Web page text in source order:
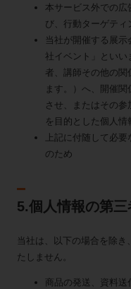
本サービス外での広
び、行動ターゲテ
当社が開催する展
社イベント」といい
者、講師その他の
ます。）へ、開催
させ、またはその
を目的とした個人情
上記に付随して必
のため
5.個人情報の第
当社は、以下の場合を除
たしません。
商品の発送、資料